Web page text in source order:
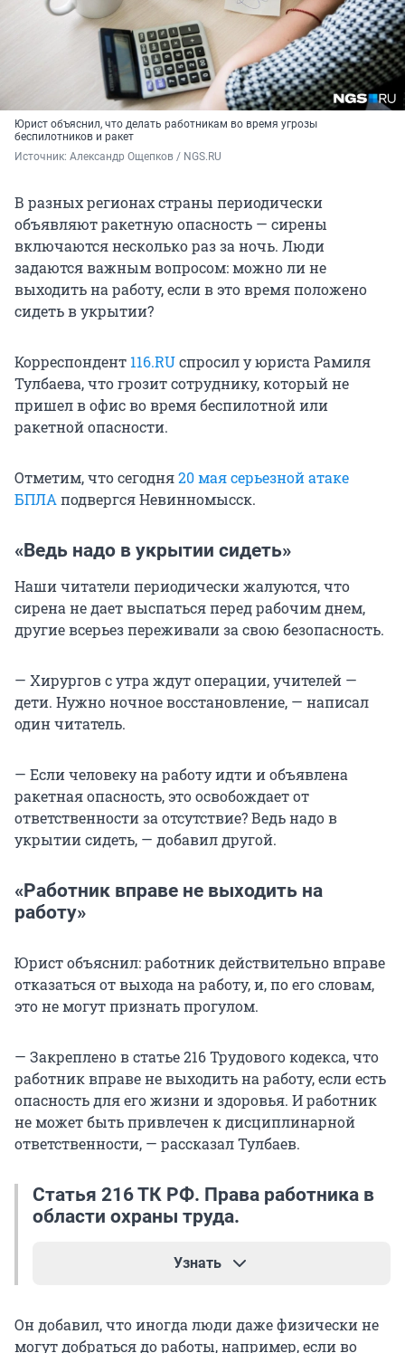
Юрист объяснил, что делать работникам во время угрозы
беспилотников и ракет
Источник: Александр Ощепков / NGS.RU
В разных регионах страны периодически
объявляют ракетную опасность — сирены
включаются несколько раз за ночь. Люди
задаются важным вопросом: можно ли не
выходить на работу, если в это время положено
сидеть в укрытии?
Корреспондент 116.RUспросил у юриста Рамиля
Тулбаева, что грозит сотруднику, который не
пришел в офис во время беспилотной или
ракетной опасности.
Отметим, что сегодня20 мая серьезной атаке
БПЛА подвергся Невинномысск.
«Ведь надо в укрытии сидеть»
Наши читатели периодически жалуются, что
сирена не дает выспаться перед рабочим днем,
другие всерьез переживали за свою безопасность.
— Хирургов с утра ждут операции, учителей —
дети. Нужно ночное восстановление, — написал
один читатель.
— Если человеку на работу идти и объявлена
ракетная опасность, это освобождает от
ответственности за отсутствие? Ведь надо в
укрытии сидеть, — добавил другой.
«Работник вправе не выходить на
работу»
Юрист объяснил: работник действительно вправе
отказаться от выхода на работу, и, по его словам,
это не могут признать прогулом.
— Закреплено в статье 216 Трудового кодекса, что
работник вправе не выходить на работу, если есть
опасность для его жизни и здоровья. И работник
не может быть привлечен к дисциплинарной
ответственности, — рассказал Тулбаев.
Статья 216 ТК РФ. Права работника в
области охраны труда.
Узнать
выполнения работ в случае возникновения
Он добавил, что иногда люди даже физически не
могут добраться до работы, например, если во